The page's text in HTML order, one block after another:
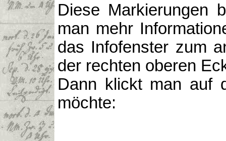
Diese Markierungen
man mehr
das Infofenster zum
der rechten oberen
Dann klickt man auf
möchte: